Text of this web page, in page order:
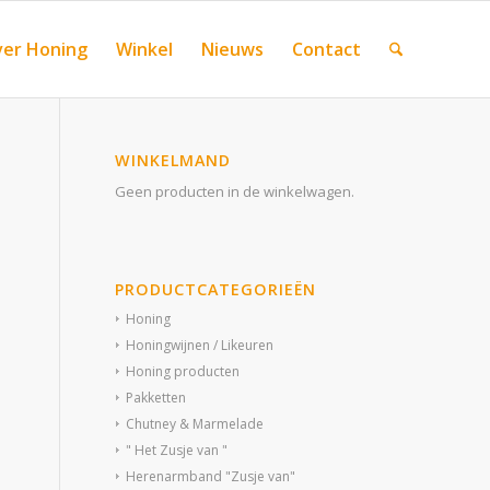
Honing Winkel Nieuws Contact
WINKELMAND
Geen producten in de winkelwagen.
PRODUCTCATEGORIEËN
Honing
Honingwijnen / Likeuren
Honing producten
Pakketten
Chutney & Marmelade
" Het Zusje van "
Herenarmband "Zusje van"